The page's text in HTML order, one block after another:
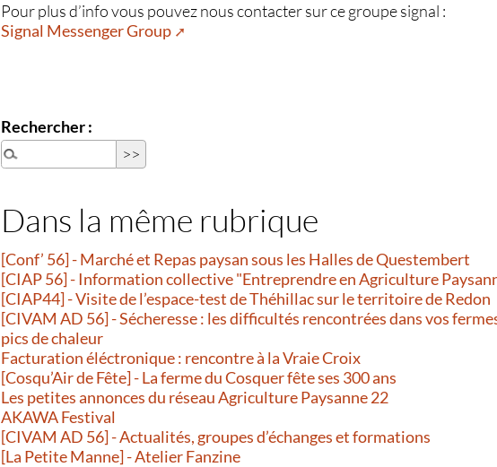
Pour plus d’info vous pouvez nous contacter sur ce groupe signal :
Signal Messenger Group
Rechercher :
Dans la même rubrique
[Conf’ 56] - Marché et Repas paysan sous les Halles de Questembert
[CIAP 56] - Information collective "Entreprendre en Agriculture
[CIAP44] - Visite de l’espace-test de Théhillac sur le territoire de Redon
[CIVAM AD 56] - Sécheresse : les difficultés rencontrées dans vos
pics de chaleur
Facturation éléctronique : rencontre à la Vraie Croix
[Cosqu’Air de Fête] - La ferme du Cosquer fête ses 300 ans
Les petites annonces du réseau Agriculture Paysanne 22
AKAWA Festival
[CIVAM AD 56] - Actualités, groupes d’échanges et formations
[La Petite Manne] - Atelier Fanzine